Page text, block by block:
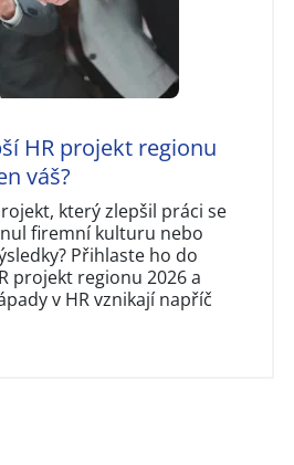
HR projekt regionu
váš?
který zlepšil práci se
firemní kulturu nebo
Přihlaste ho do
projekt regionu 2026 a
v HR vznikají napříč